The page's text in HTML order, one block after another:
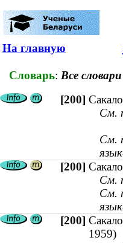
На главную
Словарь: Все словари
[200]
См.
См.
[200]
См.
См.
[200]
1959)